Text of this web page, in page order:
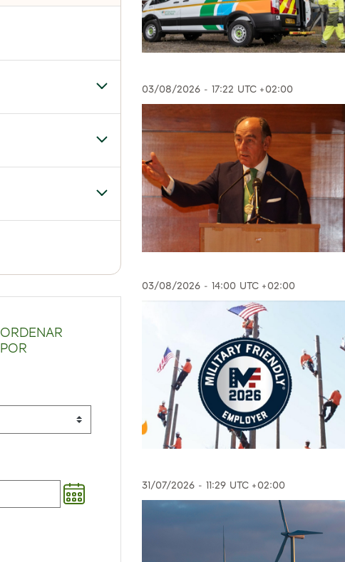
Alternar el submenú para Nuestras voces
Alternar el submenú para Multimedia
Alternar el submenú para Redes sociales
ORDENAR
POR
03/08/2026 - 17:22 UTC +02:00
03/08/2026 - 14:00 UTC +02:00
31/07/2026 - 11:29 UTC +02:00